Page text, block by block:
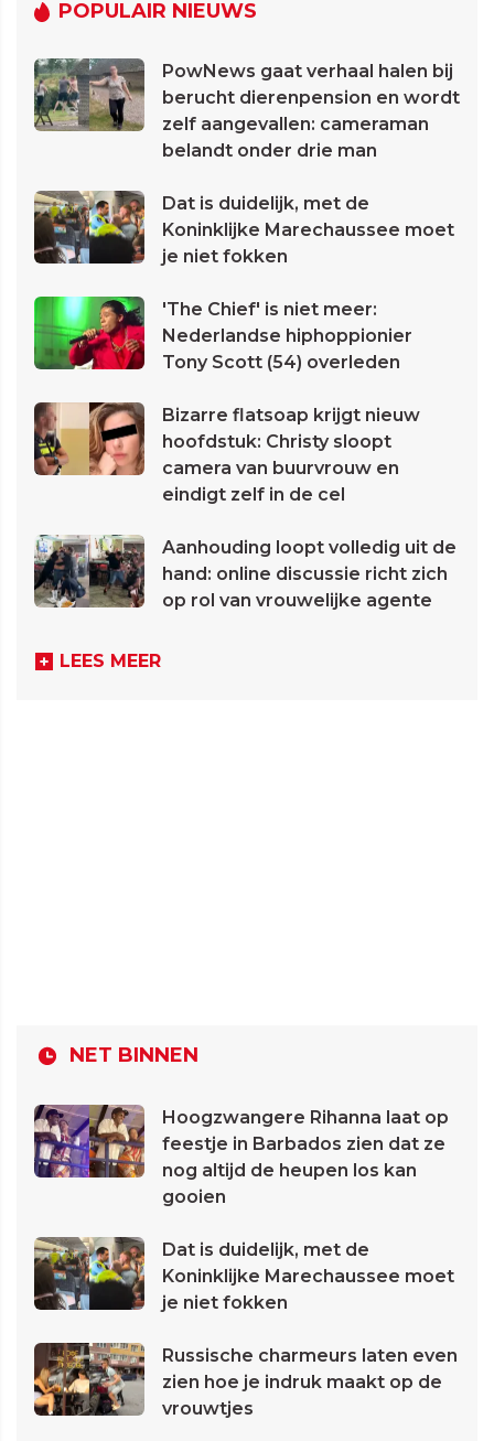
POPULAIR NIEUWS
PowNews gaat verhaal halen bij
berucht dierenpension en wordt
zelf aangevallen: cameraman
belandt onder drie man
Dat is duidelijk, met de
Koninklijke Marechaussee moet
je niet fokken
'The Chief' is niet meer:
Nederlandse hiphoppionier
Tony Scott (54) overleden
Bizarre flatsoap krijgt nieuw
hoofdstuk: Christy sloopt
camera van buurvrouw en
eindigt zelf in de cel
Aanhouding loopt volledig uit de
hand: online discussie richt zich
op rol van vrouwelijke agente
LEES MEER
NET BINNEN
Hoogzwangere Rihanna laat op
feestje in Barbados zien dat ze
nog altijd de heupen los kan
gooien
Dat is duidelijk, met de
Koninklijke Marechaussee moet
je niet fokken
Russische charmeurs laten even
zien hoe je indruk maakt op de
vrouwtjes